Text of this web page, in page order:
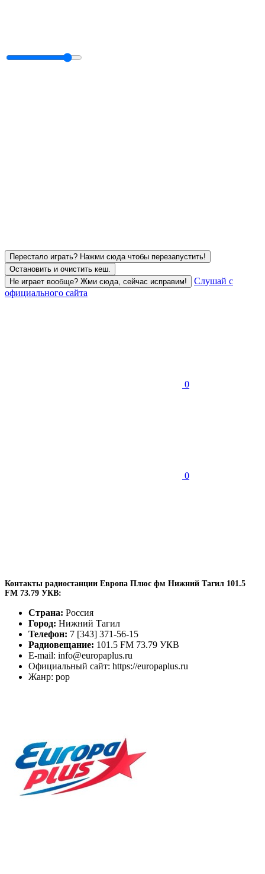
Перестало играть? Нажми сюда чтобы перезапустить!
Остановить и очистить кеш.
Не играет вообще? Жми сюда, сейчас исправим!
Слушай с
официального сайта
0
0
Контакты радиостанции Европа Плюс фм Нижний Тагил 101.5
FM 73.79 УКВ:
Страна: Россия
Город: Нижний Тагил
Телефон: 7 [343] 371-56-15
Радиовещание: 101.5 FM 73.79 УКВ
E-mail: info@europaplus.ru
Официальный сайт: https://europaplus.ru
Жанр: pop